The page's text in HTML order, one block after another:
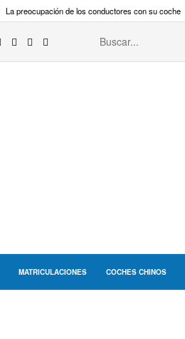
La preocupación de los conductores con su coche
MATRICULACIONES COCHES CHINOS